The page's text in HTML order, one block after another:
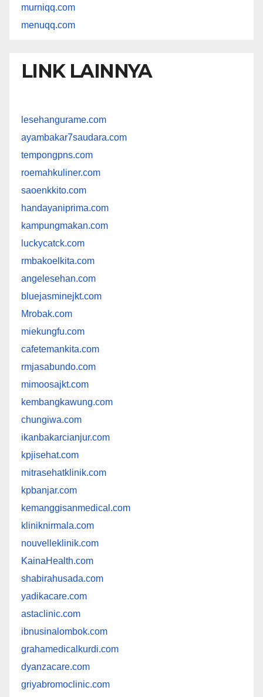
murniqq.com
menuqq.com
LINK LAINNYA
lesehangurame.com
ayambakar7saudara.com
tempongpns.com
roemahkuliner.com
saoenkkito.com
handayaniprima.com
kampungmakan.com
luckycatck.com
rmbakoelkita.com
angelesehan.com
bluejasminejkt.com
Mrobak.com
miekungfu.com
cafetemankita.com
rmjasabundo.com
mimoosajkt.com
kembangkawung.com
chungiwa.com
ikanbakarcianjur.com
kpjisehat.com
mitrasehatklinik.com
kpbanjar.com
kemanggisanmedical.com
kliniknirmala.com
nouvelleklinik.com
KainaHealth.com
shabirahusada.com
yadikacare.com
astaclinic.com
ibnusinalombok.com
grahamedicalkurdi.com
dyanzacare.com
griyabromoclinic.com